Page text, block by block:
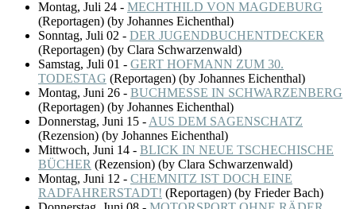
Montag, Juli 24 - MECHTHILD VON MAGDEBURG
(Reportagen) (by Johannes Eichenthal)
Sonntag, Juli 02 - DER JUGENDBUCHENTDECKER
(Reportagen) (by Clara Schwarzenwald)
Samstag, Juli 01 - GERT HOFMANN ZUM 30.
TODESTAG (Reportagen) (by Johannes Eichenthal)
Montag, Juni 26 - BUCHMESSE IN SCHWARZENBERG
(Reportagen) (by Johannes Eichenthal)
Donnerstag, Juni 15 - AUS DEM SAGENSCHATZ
(Rezension) (by Johannes Eichenthal)
Mittwoch, Juni 14 - BLICK IN NEUE TSCHECHISCHE
BÜCHER (Rezension) (by Clara Schwarzenwald)
Montag, Juni 12 - CHEMNITZ IST DOCH EINE
RADFAHRERSTADT! (Reportagen) (by Frieder Bach)